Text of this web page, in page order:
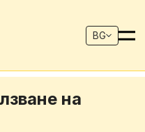
BG
на